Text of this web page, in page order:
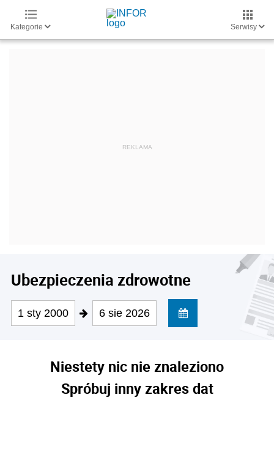
Kategorie Serwisy
Ubezpieczenia zdrowotne
1 sty 2000 6 sie 2026
Niestety nic nie znaleziono
Spróbuj inny zakres dat